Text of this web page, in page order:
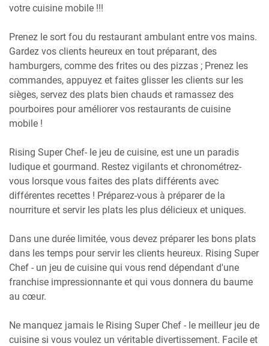
votre cuisine mobile !!!
Prenez le sort fou du restaurant ambulant entre vos mains.
Gardez vos clients heureux en tout préparant, des
hamburgers, comme des frites ou des pizzas ; Prenez les
commandes, appuyez et faites glisser les clients sur les
sièges, servez des plats bien chauds et ramassez des
pourboires pour améliorer vos restaurants de cuisine
mobile !
Rising Super Chef- le jeu de cuisine, est une un paradis
ludique et gourmand. Restez vigilants et chronométrez-
vous lorsque vous faites des plats différents avec
différentes recettes ! Préparez-vous à préparer de la
nourriture et servir les plats les plus délicieux et uniques.
Dans une durée limitée, vous devez préparer les bons plats
dans les temps pour servir les clients heureux. Rising Super
Chef - un jeu de cuisine qui vous rend dépendant d'une
franchise impressionnante et qui vous donnera du baume
au cœur.
Ne manquez jamais le Rising Super Chef - le meilleur jeu de
cuisine si vous voulez un véritable divertissement. Facile et